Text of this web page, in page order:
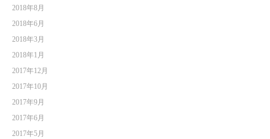
2018年8月
2018年6月
2018年3月
2018年1月
2017年12月
2017年10月
2017年9月
2017年6月
2017年5月